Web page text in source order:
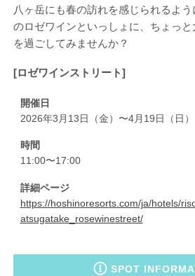
八ヶ岳にも春の訪れを感じられるよ
のロゼワインといっしょに、ちょっ
を過ごしてみませんか？
[ロゼワインストリート]
開催日
2026年3月13日（金）〜4月19日（日）
時間
11:00〜17:00
詳細ページ
https://hoshinoresorts.com/ja/hotels/
atsugatake_rosewinestreet/
SPOT